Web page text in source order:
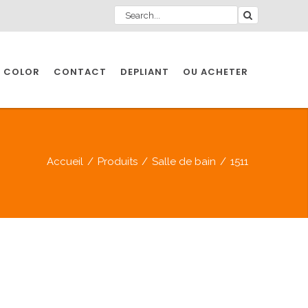
COLOR CONTACT DEPLIANT OU ACHETER
Accueil / Produits / Salle de bain / 1511